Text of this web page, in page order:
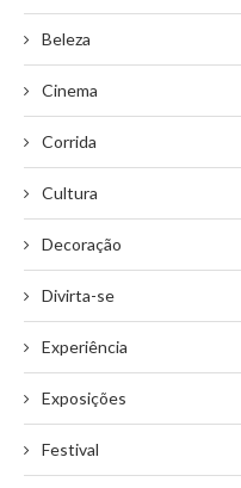
Beleza
Cinema
Corrida
Cultura
Decoração
Divirta-se
Experiência
Exposições
Festival